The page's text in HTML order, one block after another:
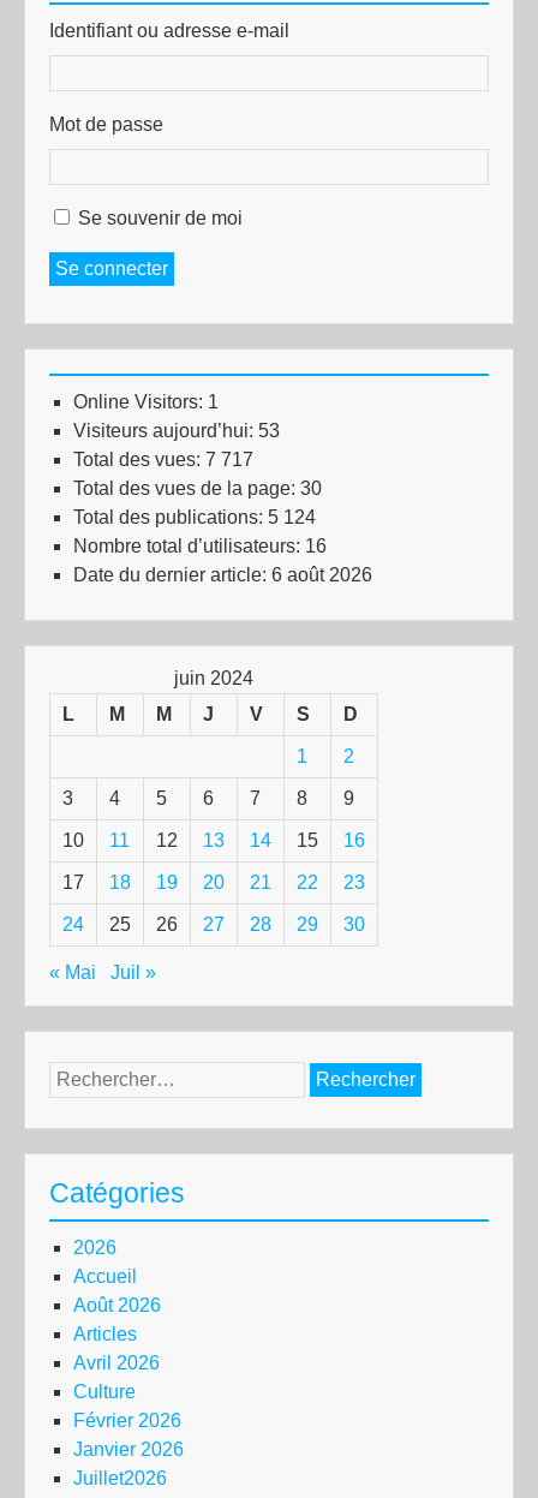
Identifiant ou adresse e-mail
Mot de passe
Se souvenir de moi
Se connecter
Online Visitors: 1
Visiteurs aujourd’hui: 53
Total des vues: 7 717
Total des vues de la page: 30
Total des publications: 5 124
Nombre total d’utilisateurs: 16
Date du dernier article: 6 août 2026
juin 2024
L
M M J V S D
1 2
3 4 5 6 7 8 9
10 11 12 13 14 15 16
17 18 19 20 21 22 23
24 25 26 27 28 29 30
« Mai Juil »
Rechercher :
Catégories
2026
Accueil
Août 2026
Articles
Avril 2026
Culture
Février 2026
Janvier 2026
Juillet2026